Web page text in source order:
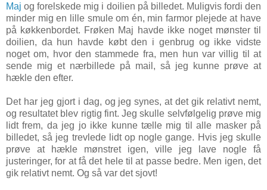
Maj og forelskede mig i doilien på billedet. Muligvis fordi den
minder mig en lille smule om én, min farmor plejede at have
på køkkenbordet. Frøken Maj havde ikke noget mønster til
doilien, da hun havde købt den i genbrug og ikke vidste
noget om, hvor den stammede fra, men hun var villig til at
sende mig et nærbillede på mail, så jeg kunne prøve at
hækle den efter.
Det har jeg gjort i dag, og jeg synes, at det gik relativt nemt,
og resultatet blev rigtig fint. Jeg skulle selvfølgelig prøve mig
lidt frem, da jeg jo ikke kunne tælle mig til alle masker på
billedet, så jeg trevlede lidt op nogle gange. Hvis jeg skulle
prøve at hækle mønstret igen, ville jeg lave nogle få
justeringer, for at få det hele til at passe bedre. Men igen, det
gik relativt nemt. Og så var det sjovt!